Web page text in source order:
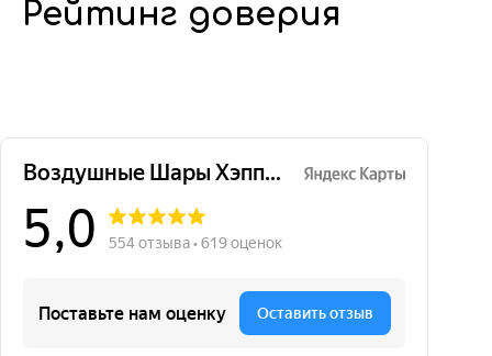
Рейтинг доверия